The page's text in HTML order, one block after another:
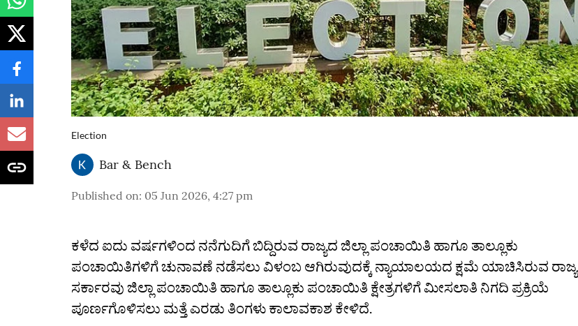
Election
Bar & Bench
Published on: 05 Jun 2026, 4:27 pm
ಕಳೆದ ಐದು ವರ್ಷಗಳಿಂದ ನನೆಗುದಿಗೆ ಬಿದ್ದಿರುವ ರಾಜ್ಯದ ಜಿಲ್ಲಾ ಪಂಚಾಯಿತಿ ಹಾಗೂ ತಾಲ್ಲೂಕು
ಪಂಚಾಯಿತಿಗಳಿಗೆ ಚುನಾವಣೆ ನಡೆಸಲು ವಿಳಂಬ ಆಗಿರುವುದಕ್ಕೆ ನ್ಯಾಯಾಲಯದ ಕ್ಷಮೆ ಯಾಚಿಸಿರುವ ರಾಜ್ಯ
ಸರ್ಕಾರವು ಜಿಲ್ಲಾ ಪಂಚಾಯಿತಿ ಹಾಗೂ ತಾಲ್ಲೂಕು ಪಂಚಾಯಿತಿ ಕ್ಷೇತ್ರಗಳಿಗೆ ಮೀಸಲಾತಿ ನಿಗದಿ ಪ್ರಕ್ರಿಯೆ
ಪೂರ್ಣಗೊಳಿಸಲು ಮತ್ತೆ ಎರಡು ತಿಂಗಳು ಕಾಲಾವಕಾಶ ಕೇಳಿದೆ.